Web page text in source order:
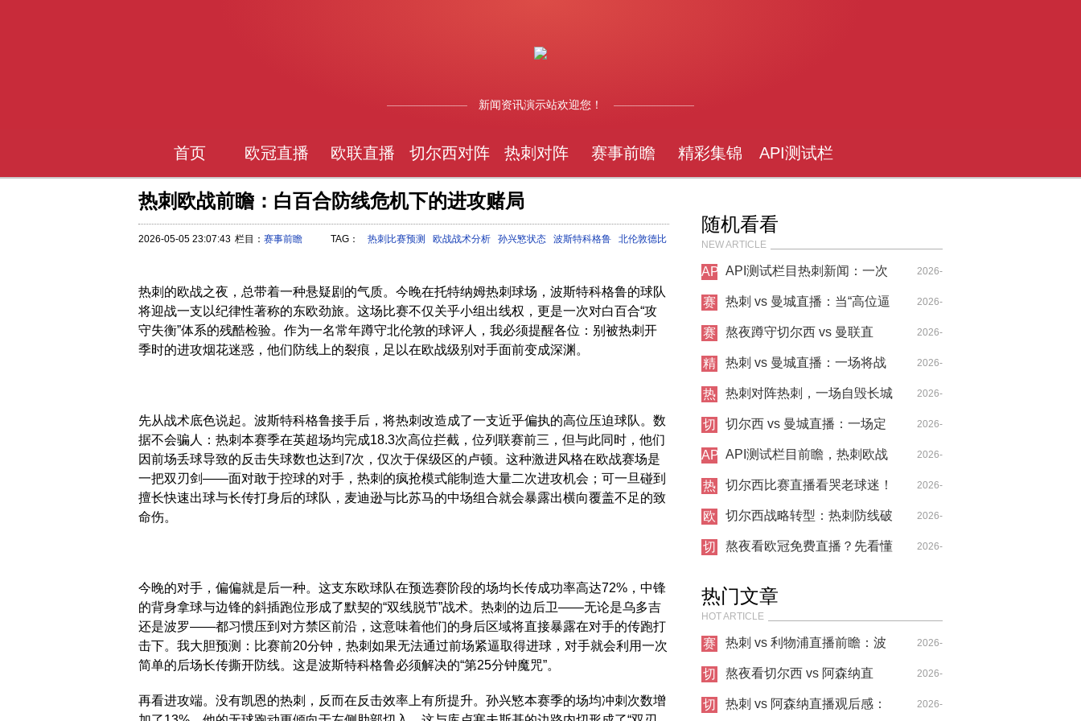
新闻资讯演示站欢迎您！
首页 欧冠直播 欧联直播 切尔西对阵 热刺对阵 赛事前瞻 精彩集锦 API测试栏
热刺欧战前瞻：白百合防线危机下的进攻赌局
2026-05-05 23:07:43 栏目： 赛事前瞻 TAG： 热刺比赛预测 欧战战术分析 孙兴慜状态 波斯特科格鲁 北伦敦德比
热刺的欧战之夜，总带着一种悬疑剧的气质。今晚在托特纳姆热刺球场，波斯特科格鲁的球队
将迎战一支以纪律性著称的东欧劲旅。这场比赛不仅关乎小组出线权，更是一次对白百合“攻
守失衡”体系的残酷检验。作为一名常年蹲守北伦敦的球评人，我必须提醒各位：别被热刺开
季时的进攻烟花迷惑，他们防线上的裂痕，足以在欧战级别对手面前变成深渊。
先从战术底色说起。波斯特科格鲁接手后，将热刺改造成了一支近乎偏执的高位压迫球队。数
据不会骗人：热刺本赛季在英超场均完成18.3次高位拦截，位列联赛前三，但与此同时，他们
因前场丢球导致的反击失球数也达到7次，仅次于保级区的卢顿。这种激进风格在欧战赛场是
一把双刃剑——面对敢于控球的对手，热刺的疯抢模式能制造大量二次进攻机会；可一旦碰到
擅长快速出球与长传打身后的球队，麦迪逊与比苏马的中场组合就会暴露出横向覆盖不足的致
命伤。
今晚的对手，偏偏就是后一种。这支东欧球队在预选赛阶段的场均长传成功率高达72%，中锋
的背身拿球与边锋的斜插跑位形成了默契的“双线脱节”战术。热刺的边后卫——无论是乌多吉
还是波罗——都习惯压到对方禁区前沿，这意味着他们的身后区域将直接暴露在对手的传跑打
击下。我大胆预测：比赛前20分钟，热刺如果无法通过前场紧逼取得进球，对手就会利用一次
简单的后场长传撕开防线。这是波斯特科格鲁必须解决的“第25分钟魔咒”。
再看进攻端。没有凯恩的热刺，反而在反击效率上有所提升。孙兴慜本赛季的场均冲刺次数增
随机看看
NEW ARTICLE
API
试
目
API测试栏目热刺新闻：一次
北伦敦德比的数据博弈与蓝白
记忆
2026-
04-30
赛
前
热刺 vs 曼城直播：当“高位逼
抢”遇上“传控催眠”，谁才是现
代足球的“正确答案”？
2026-
04-14
赛
前
熬夜蹲守切尔西 vs 曼联直
播，结果就给我看这个？
2026-
04-18
精
集
热刺 vs 曼城直播：一场将战
术纪律撕得粉碎的进球盛宴
2026-
04-18
热
对
热刺对阵热刺，一场自毁长城
的北伦敦闹剧
2026-
04-30
切
西
他
阵
切尔西 vs 曼城直播：一场定
义英超赛季的战术绞杀与争议
之夜
2026-
04-14
API
试
目
API测试栏目前瞻，热刺欧战
争四关键战需警惕防线隐忧
2026-
05-23
热
对
切尔西比赛直播看哭老球迷！
那一夜兰帕德绝杀让我砸了啤
酒瓶
2026-
04-26
欧
直
切尔西战略转型：热刺防线破
解与欧战新核确立
2026-
04-29
切
焦
点
熬夜看欧冠免费直播？先看懂 2026-
热门文章
HOT ARTICLE
赛
前
热刺 vs 利物浦直播前瞻：波
叔的“七伤拳”，能破克洛普
的“重金属”吗？
2026-
04-14
切
西
熬夜看切尔西 vs 阿森纳直
播，这比赛要素也太多了！
2026-
04-20
切
热刺 vs 阿森纳直播观后感： 2026-